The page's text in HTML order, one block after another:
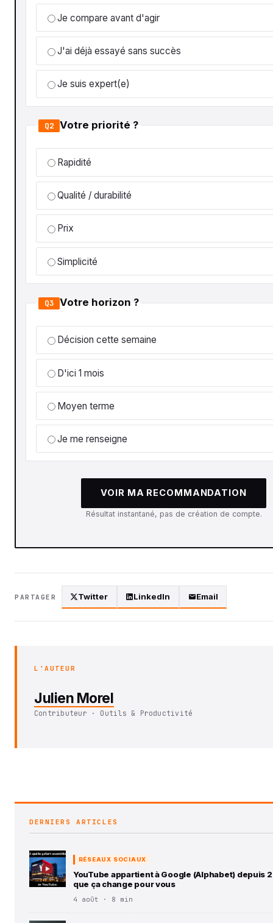
Je compare avant d'agir
J'ai déjà essayé sans succès
Je suis expert(e)
Q2 Votre priorité ?
Rapidité
Qualité / durabilité
Prix
Simplicité
Q3 Votre horizon ?
Décision cette semaine
D'ici 1 mois
Moyen terme
Je me renseigne
VOIR MA RECOMMANDATION
Résultat instantané, pas de création de compte.
PARTAGER Twitter LinkedIn Email
L'AUTEUR
Julien Morel
Contributeur · Outils & Productivité
DERNIERS ARTICLES
RÉSEAUX SOCIAUX
YouTube appartient à Google (Alphabet) depuis
que ça change pour vous
4 août · 8 min